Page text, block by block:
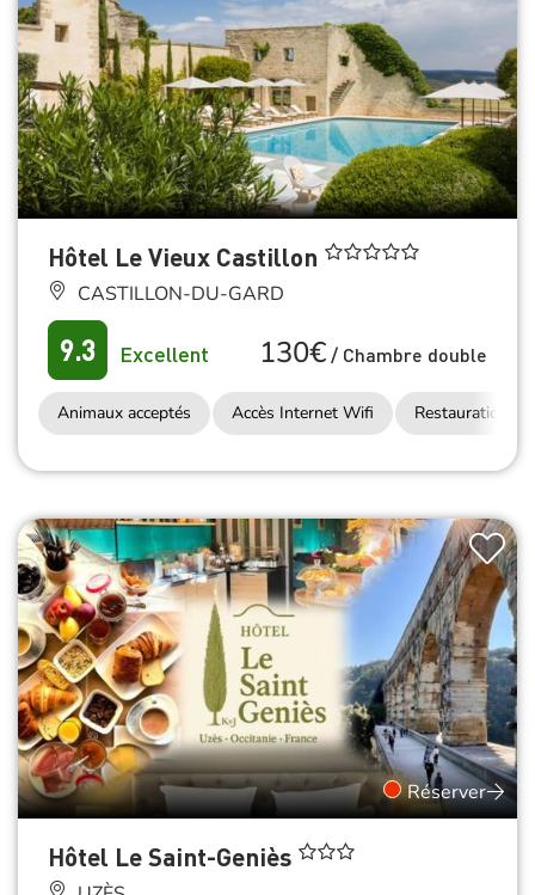
Hôtel Le Vieux Castillon
CASTILLON-DU-GARD
9.3 Excellent 130€/ Chambre double
Animaux acceptés Accès Internet Wifi Restauration
Réserver
Hôtel Le Saint-Geniès